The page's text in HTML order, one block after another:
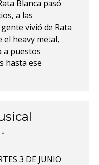
Blanca pasó
a las
vivió de Rata
el heavy metal,
a puestos
hasta ese
3 DE JUNIO